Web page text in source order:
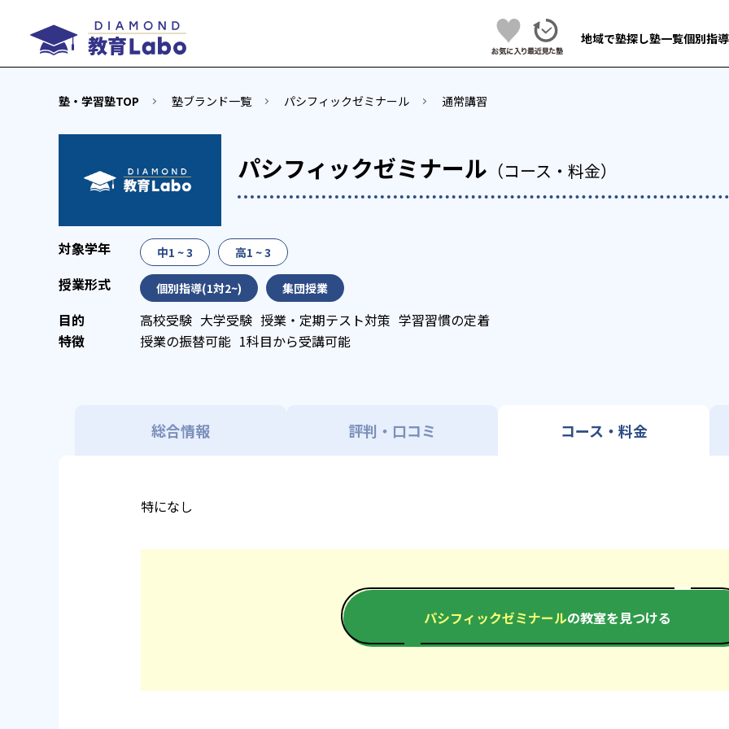
地域で塾探し塾一覧個別指
塾・学習塾TOP 塾ブランド一覧 パシフィックゼミナール 通常講習
パシフィックゼミナール （コース・料金）
中1 ~ 3 高1 ~ 3
個別指導(1対2~) 集団授業
高校受験 大学受験 授業・定期テスト対策 学習習慣の定着
授業の振替可能 1科目から受講可能
総合情報 評判・口コミ コース・料金
特になし
パシフィックゼミナールの教室を見つける